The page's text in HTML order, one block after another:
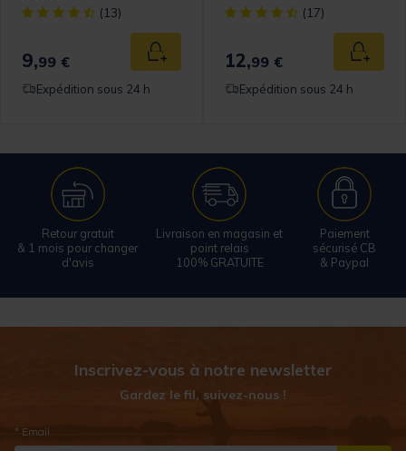
panier
[object Object] out of 5 Customer Rating
(13)
9,99 € Ajouter au panier
Expédition sous 24 h
[object Object] out of 5
(17)
12,99 €
Expédition sous 24 h
Retour gratuit
& 1 mois pour changer
d'avis
Livraison en magasin et
point relais
100% GRATUITE
Paiement
sécurisé CB
& Paypal
Inscrivez-vous à notre newsletter
Gardez le fil, suivez-nous !
* Email